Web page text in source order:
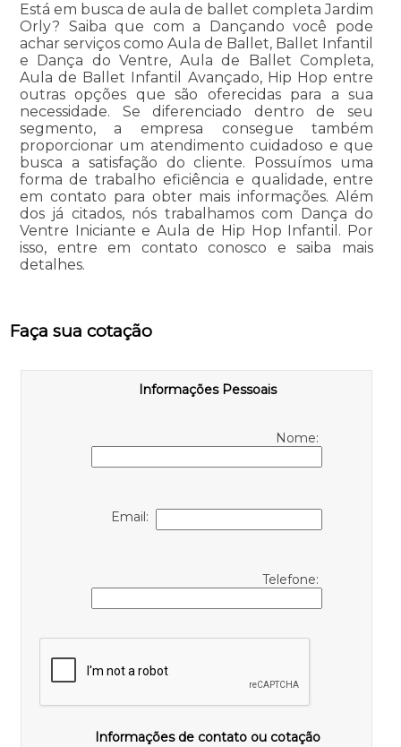
Está em busca de aula de ballet completa Jardim
Orly? Saiba que com a Dançando você pode
achar serviços como Aula de Ballet, Ballet Infantil
e Dança do Ventre, Aula de Ballet Completa,
Aula de Ballet Infantil Avançado, Hip Hop entre
outras opções que são oferecidas para a sua
necessidade. Se diferenciado dentro de seu
segmento, a empresa consegue também
proporcionar um atendimento cuidadoso e que
busca a satisfação do cliente. Possuímos uma
forma de trabalho eficiência e qualidade, entre
em contato para obter mais informações. Além
dos já citados, nós trabalhamos com Dança do
Ventre Iniciante e Aula de Hip Hop Infantil. Por
isso, entre em contato conosco e saiba mais
detalhes.
Faça sua cotação
Informações Pessoais
Nome:
Email:
Telefone:
Informações de contato ou cotação